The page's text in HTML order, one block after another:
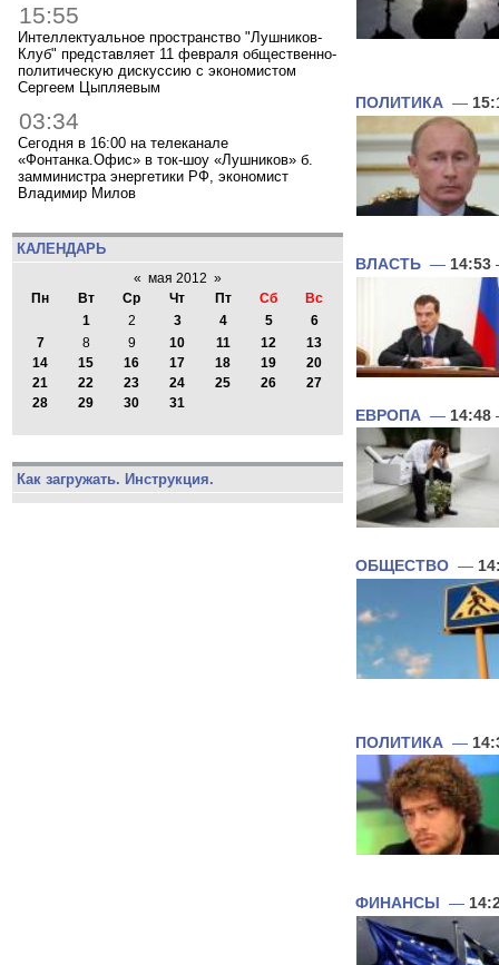
15:55
Интеллектуальное пространство "Лушников-
Клуб" представляет 11 февраля общественно-
политическую дискуссию с экономистом
Сергеем Цыпляевым
03:34
Сегодня в 16:00 на телеканале
«Фонтанка.Офис» в ток-шоу «Лушников» б.
замминистра энергетики РФ, экономист
Владимир Милов
КАЛЕНДАРЬ
« мая 2012 »
Пн
Вт Ср Чт Пт Сб
Вс
1
2 3 4 5
6
7
8 9 10 11 12
13
14
15 16 17 18 19
20
21
22 23 24 25 26
27
28
29 30 31
Как загружать. Инструкция.
ПОЛИТИКА —
ВЛАСТЬ — 14:53
ЕВРОПА — 14:48
ОБЩЕСТВО —
ПОЛИТИКА —
ФИНАНСЫ —